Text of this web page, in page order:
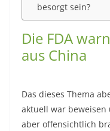
besorgt sein?
Die FDA
aus China
Das dieses Thema
aktuell war beweisen
aber offensichtlich